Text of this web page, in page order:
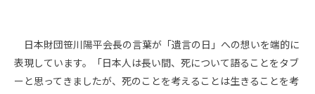
日本財団笹川陽平会長の言葉が「遺言の日」への想いを端的に
表現しています。「日本人は長い間、死について語ることをタブ
ーと思ってきましたが、死のことを考えることは生きることを考